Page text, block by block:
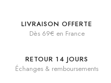
LIVRAISON OFFERTE
Dès 69€ en France
RETOUR 14 JOURS
Échanges & remboursements